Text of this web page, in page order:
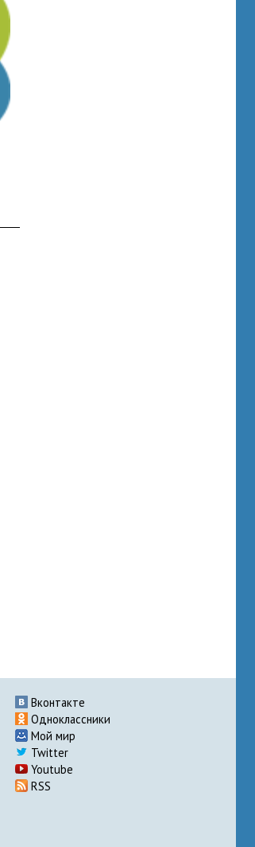
Вконтакте
Одноклассники
Мой мир
Twitter
Youtube
RSS